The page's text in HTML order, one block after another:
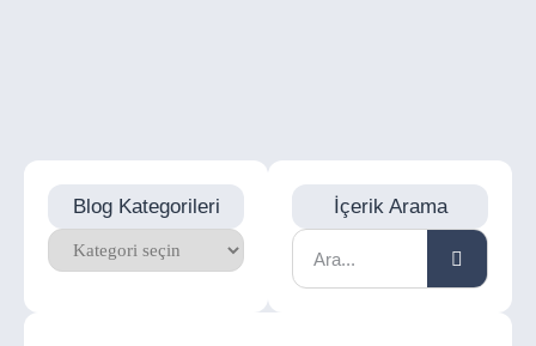
Blog Kategorileri İçerik Arama